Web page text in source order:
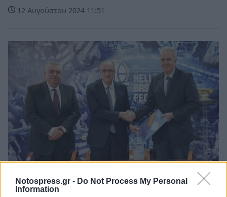
Notospress.gr - Do Not Process My Personal
Information
12 Αυγούστου 2024 11:51
Πελοπόννησος